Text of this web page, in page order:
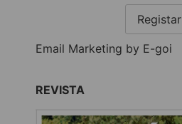
Registar
Email Marketing by E-goi
REVISTA